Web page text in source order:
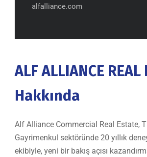
alfalliance.com
ALF ALLIANCE REAL
Hakkında
Alf Alliance Commercial Real Estate,
Gayrimenkul sektöründe 20 yıllık
ekibiyle, yeni bir bakış açısı